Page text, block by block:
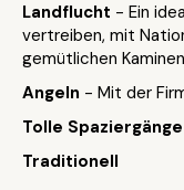
Landflucht - Ein
vertreiben, mit
gemütlichen
Angeln - Mit der
Tolle Spaziergänge
Traditionell